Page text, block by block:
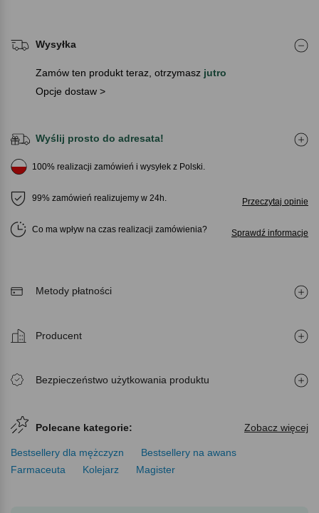
Wysyłka
Zamów ten produkt teraz, otrzymasz jutro
Opcje dostaw >
Wyślij prosto do adresata!
100% realizacji zamówień i wysyłek z Polski.
99% zamówień realizujemy w 24h. Przeczytaj opinie
Co ma wpływ na czas realizacji zamówienia Sprawdź informacje
Metody płatności
Producent
Bezpieczeństwo użytkowania produktu
Polecane kategorie: Zobacz więcej
Bestsellery dla mężczyzn
Bestsellery na awans
Farmaceuta
Kolejarz Magister